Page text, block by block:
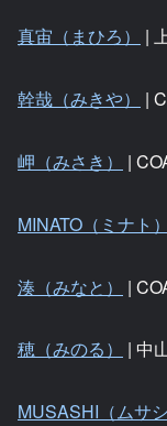
真宙（まひろ） |
幹哉（みきや） |
岬（みさき） |
MINATO（ミナト）
湊（みなと） |
穂（みのる） | 中
MUSASHI（ムサシ